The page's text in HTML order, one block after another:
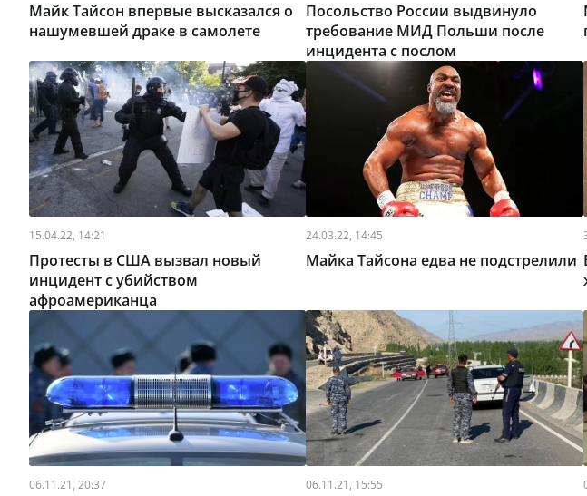
Майк Тайсон впервые высказался о
нашумевшей драке в самолете
Посольство России выдвинуло
требование МИД Польши после
инцидента с послом
15.04.22, 14:21
Протесты в США вызвал новый
инцидент с убийством
афроамериканца
24.03.22, 14:45
Майка Тайсона едва не подстрелили
06.11.21, 20:37 06.11.21, 15:55